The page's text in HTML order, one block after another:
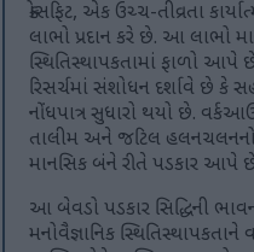
ક્રોસફિટ, એક ઉચ્ચ-તીવ્રતા
લાભો પ્રદાન કરે છે. આ લાભો
સ્થિતિસ્થાપકતામાં ફાળો આપે
રિસર્ચમાં સંશોધન દર્શાવે છે
નોંધપાત્ર સુધારો થયો છે.
તાલીમ અને જટિલ
માનસિક બંને રીતે પડકાર આપે
આ બેવડો પડકાર સિદ્ધિની
મનોવૈજ્ઞાનિક સ્થિતિસ્થાપકતાને